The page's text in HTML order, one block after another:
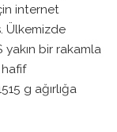
internet
Ülkemizde
bir rakamla
g ağırlığa